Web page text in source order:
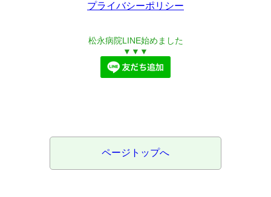
プライバシーポリシー
松永病院LINE始めました
▼▼▼
ページトップへ